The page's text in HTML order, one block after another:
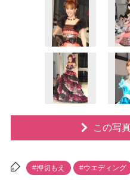
この写
#押切もえ #ウエディング